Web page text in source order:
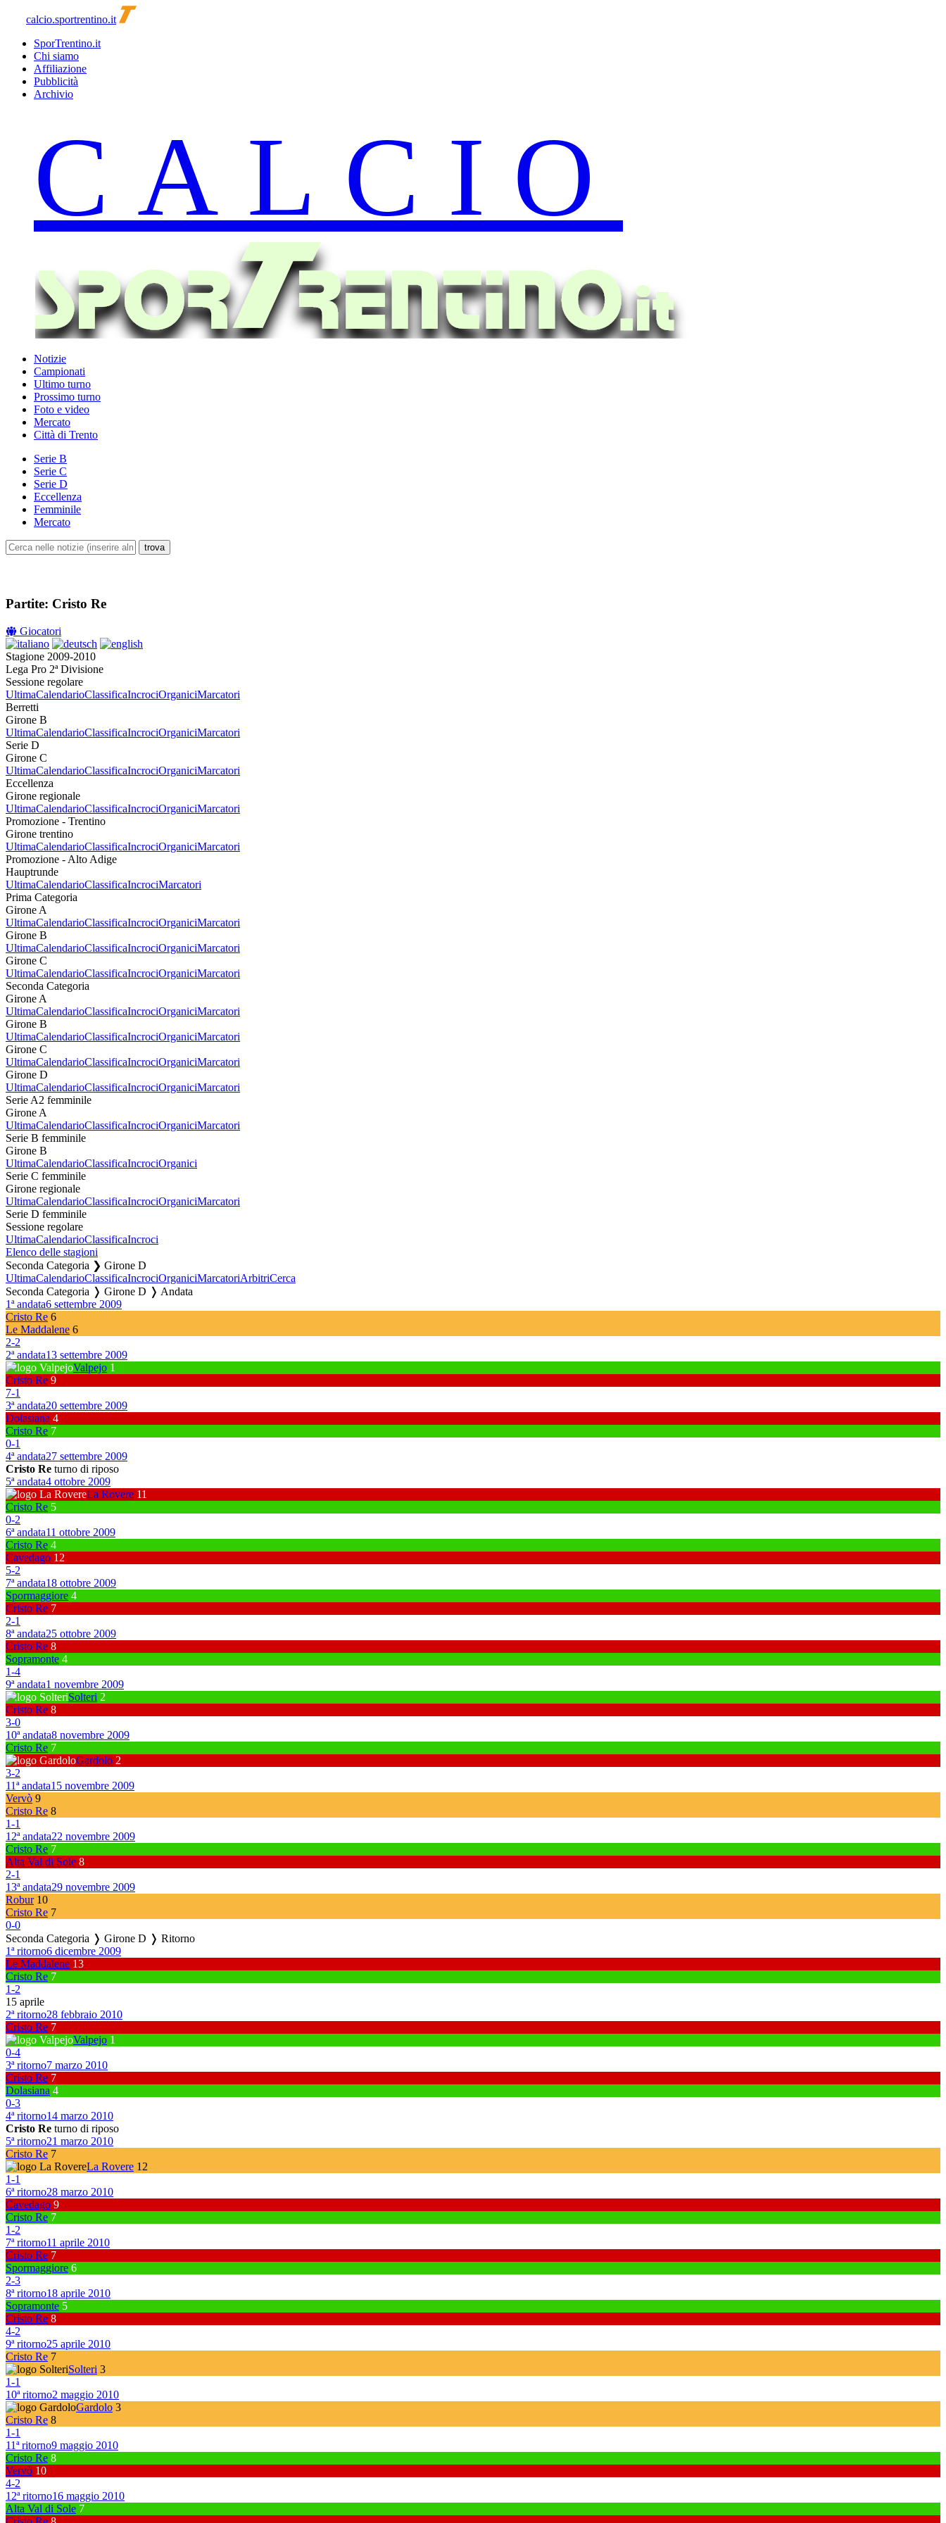
calcio.sportrentino.it
SporTrentino.it
Chi siamo
Affiliazione
Pubblicità
Archivio
Notizie
Campionati
Ultimo turno
Prossimo turno
Foto e video
Mercato
Città di Trento
Serie B
Serie C
Serie D
Eccellenza
Femminile
Mercato
Partite: Cristo Re
Giocatori
Stagione 2009-2010
Lega Pro 2ª Divisione
Sessione regolare
UltimaCalendarioClassificaIncrociOrganiciMarcatori
Berretti
Girone B
UltimaCalendarioClassificaIncrociOrganiciMarcatori
Serie D
Girone C
UltimaCalendarioClassificaIncrociOrganiciMarcatori
Eccellenza
Girone regionale
UltimaCalendarioClassificaIncrociOrganiciMarcatori
Promozione - Trentino
Girone trentino
UltimaCalendarioClassificaIncrociOrganiciMarcatori
Promozione - Alto Adige
Hauptrunde
UltimaCalendarioClassificaIncrociMarcatori
Prima Categoria
Girone A
UltimaCalendarioClassificaIncrociOrganiciMarcatori
Girone B
UltimaCalendarioClassificaIncrociOrganiciMarcatori
Girone C
UltimaCalendarioClassificaIncrociOrganiciMarcatori
Seconda Categoria
Girone A
UltimaCalendarioClassificaIncrociOrganiciMarcatori
Girone B
UltimaCalendarioClassificaIncrociOrganiciMarcatori
Girone C
UltimaCalendarioClassificaIncrociOrganiciMarcatori
Girone D
UltimaCalendarioClassificaIncrociOrganiciMarcatori
Serie A2 femminile
Girone A
UltimaCalendarioClassificaIncrociOrganiciMarcatori
Serie B femminile
Girone B
UltimaCalendarioClassificaIncrociOrganici
Serie C femminile
Girone regionale
UltimaCalendarioClassificaIncrociOrganiciMarcatori
Serie D femminile
Sessione regolare
UltimaCalendarioClassificaIncroci
Elenco delle stagioni
Seconda Categoria ❯ Girone D
UltimaCalendarioClassificaIncrociOrganiciMarcatoriArbitriCerca
Seconda Categoria ❭ Girone D ❭ Andata
1ª andata6 settembre 2009
Cristo Re 6
Le Maddalene 6
2-2
2ª andata13 settembre 2009
Valpejo 1
Cristo Re 9
7-1
3ª andata20 settembre 2009
Dolasiana 4
Cristo Re 7
0-1
4ª andata27 settembre 2009
Cristo Re turno di riposo
5ª andata4 ottobre 2009
La Rovere 11
Cristo Re 5
0-2
6ª andata11 ottobre 2009
Cristo Re 4
Cavedago 12
5-2
7ª andata18 ottobre 2009
Spormaggiore 4
Cristo Re 7
2-1
8ª andata25 ottobre 2009
Cristo Re 8
Sopramonte 4
1-4
9ª andata1 novembre 2009
Solteri 2
Cristo Re 8
3-0
10ª andata8 novembre 2009
Cristo Re 7
Gardolo 2
3-2
11ª andata15 novembre 2009
Vervò 9
Cristo Re 8
1-1
12ª andata22 novembre 2009
Cristo Re 7
Alta Val di Sole 8
2-1
13ª andata29 novembre 2009
Robur 10
Cristo Re 7
0-0
Seconda Categoria ❭ Girone D ❭ Ritorno
1ª ritorno6 dicembre 2009
Le Maddalene 13
Cristo Re 7
1-2
15 aprile
2ª ritorno28 febbraio 2010
Cristo Re 7
Valpejo 1
0-4
3ª ritorno7 marzo 2010
Cristo Re 7
Dolasiana 4
0-3
4ª ritorno14 marzo 2010
Cristo Re turno di riposo
5ª ritorno21 marzo 2010
Cristo Re 7
La Rovere 12
1-1
6ª ritorno28 marzo 2010
Cavedago 9
Cristo Re 7
1-2
7ª ritorno11 aprile 2010
Cristo Re 7
Spormaggiore 6
2-3
8ª ritorno18 aprile 2010
Sopramonte 5
Cristo Re 8
4-2
9ª ritorno25 aprile 2010
Cristo Re 7
Solteri 3
1-1
10ª ritorno2 maggio 2010
Gardolo 3
Cristo Re 8
1-1
11ª ritorno9 maggio 2010
Cristo Re 8
Vervò 10
4-2
12ª ritorno16 maggio 2010
Alta Val di Sole 7